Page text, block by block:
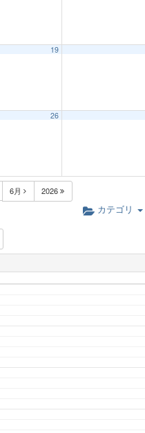
19
26
6月 2026
カテゴリ